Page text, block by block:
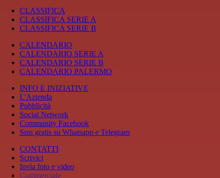
CLASSIFICA
CLASSIFICA SERIE A
CLASSIFICA SERIE B
CALENDARIO
CALENDARIO SERIE A
CALENDARIO SERIE B
CALENDARIO PALERMO
INFO E INIZIATIVE
L'Azienda
Pubblicità
Social Network
Community Facebook
Sms gratis su Whatsapp e Telegram
CONTATTI
Scrivici
Invia foto e video
Commerciale